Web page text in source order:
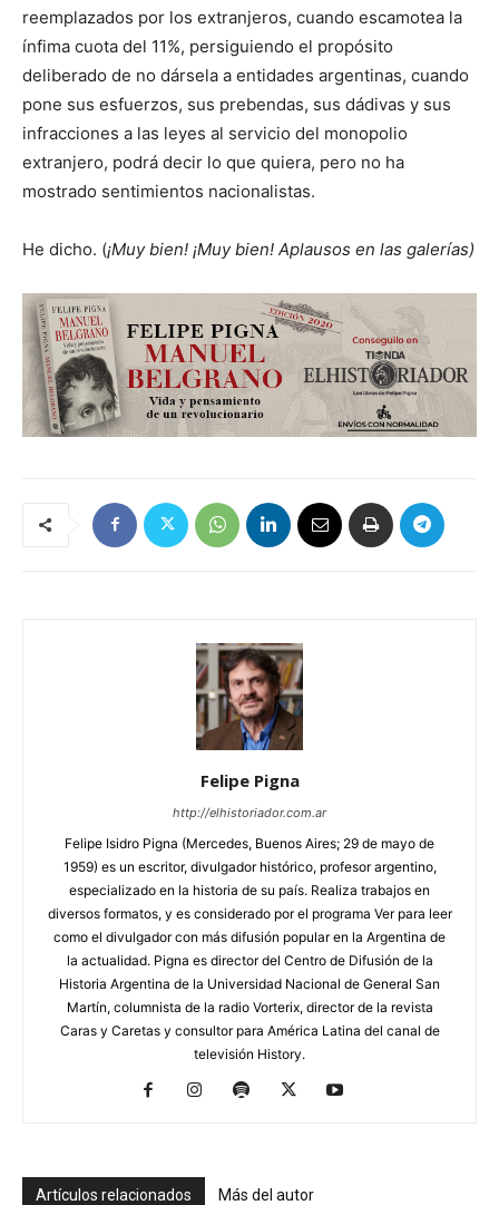
reemplazados por los extranjeros, cuando escamotea la
ínfima cuota del 11%, persiguiendo el propósito
deliberado de no dársela a entidades argentinas, cuando
pone sus esfuerzos, sus prebendas, sus dádivas y sus
infracciones a las leyes al servicio del monopolio
extranjero, podrá decir lo que quiera, pero no ha
mostrado sentimientos nacionalistas.
He dicho. (¡Muy bien! ¡Muy bien! Aplausos en las galerías)
Felipe Pigna
http://elhistoriador.com.ar
Felipe Isidro Pigna (Mercedes, Buenos Aires; 29 de mayo de
1959) es un escritor, divulgador histórico, profesor argentino,
especializado en la historia de su país. Realiza trabajos en
diversos formatos, y es considerado por el programa Ver para leer
como el divulgador con más difusión popular en la Argentina de
la actualidad. Pigna es director del Centro de Difusión de la
Historia Argentina de la Universidad Nacional de General San
Martín, columnista de la radio Vorterix, director de la revista
Caras y Caretas y consultor para América Latina del canal de
televisión History.
Artículos relacionados Más del autor